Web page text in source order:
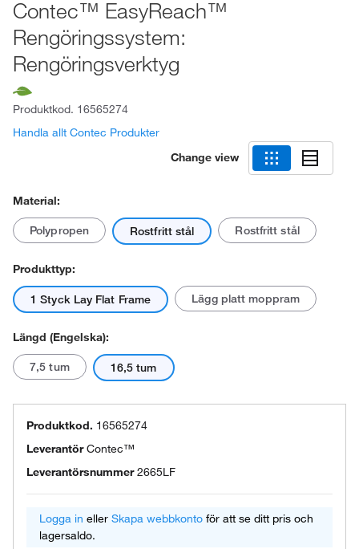
Contec™ EasyReach™
Rengöringssystem:
Rengöringsverktyg
Produktkod. 16565274
Handla allt Contec Produkter
Change view
Material:
Polypropen Rostfritt stål Rostfritt stål
Produkttyp:
1 Styck Lay Flat Frame Lägg platt moppram
Längd (engelska):
7,5 tum 16,5 tum
Produktkod. 16565274
LeverantörContec™
Leverantörsnummer 2665LF
Logga in eller Skapa webbkonto för att se ditt pris och
lagersaldo.